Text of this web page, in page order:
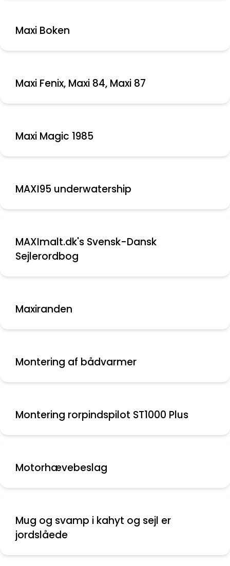
Maxi Boken
Maxi Fenix, Maxi 84, Maxi 87
Maxi Magic 1985
MAXI95 underwatership
MAXImalt.dk's Svensk-Dansk
Sejlerordbog
Maxiranden
Montering af bådvarmer
Montering rorpindspilot ST1000 Plus
Motorhævebeslag
Mug og svamp i kahyt og sejl er
jordslåede